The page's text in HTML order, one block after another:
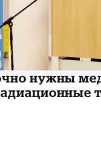
нужны